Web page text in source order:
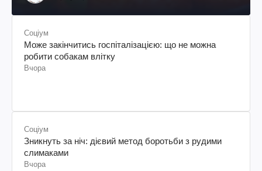
Соціум
Може закінчитись госпіталізацією: що не можна
робити собакам влітку
Вчора
Соціум
Зникнуть за ніч: дієвий метод боротьби з рудими
слимаками
Вчора